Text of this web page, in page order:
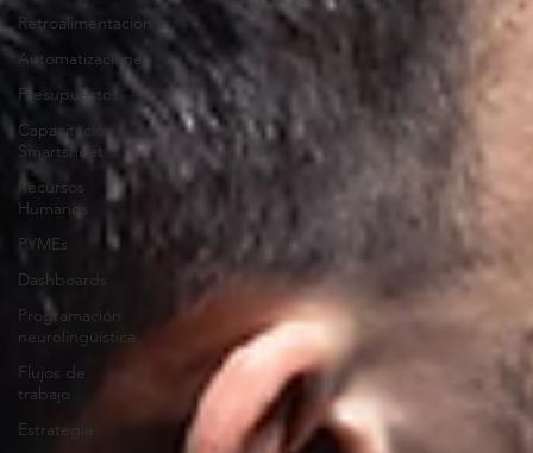
Retroalimentación
Automatizaciones
Presupuestos
Capacitación
Smartsheet
Recursos
Humanos
PYMEs
Dashboards
Programación
neurolingüística
Flujos de
trabajo
Estrategia